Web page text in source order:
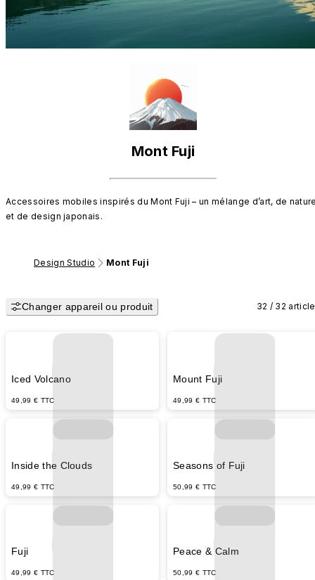
Mont Fuji
Accessoires mobiles inspirés du Mont Fuji – un mélange d’art, de
et de design japonais.
Design Studio Mont Fuji
Changer appareil ou produit 32 / 32
Iced Volcano
49,99 € TTC
Mount Fuji
49,99 € TTC
Inside the Clouds
49,99 € TTC
Seasons of Fuji
50,99 € TTC
Fuji
49,99 € TTC
Peace & Calm
50,99 € TTC